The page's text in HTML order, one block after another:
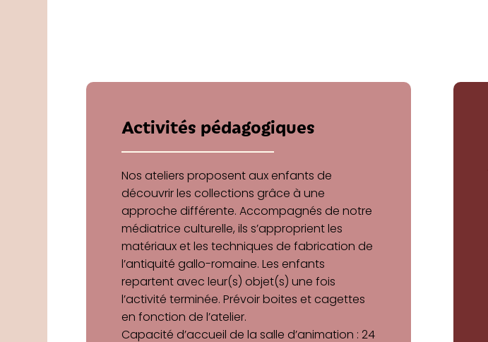
Activités pédagogiques
Nos ateliers proposent aux enfants de
découvrir les collections grâce à une
approche différente. Accompagnés de notre
médiatrice culturelle, ils s’approprient les
matériaux et les techniques de fabrication de
l’antiquité gallo-romaine. Les enfants
repartent avec leur(s) objet(s) une fois
l’activité terminée. Prévoir boites et cagettes
en fonction de l’atelier.
Capacité d’accueil de la salle d’animation : 24